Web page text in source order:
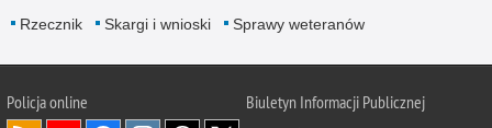
Rzecznik Skargi i wnioski Sprawy weteranów
Policjaonline
Biuletyn Informacji Publicznej